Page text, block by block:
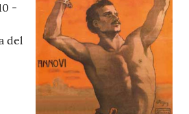
-
del